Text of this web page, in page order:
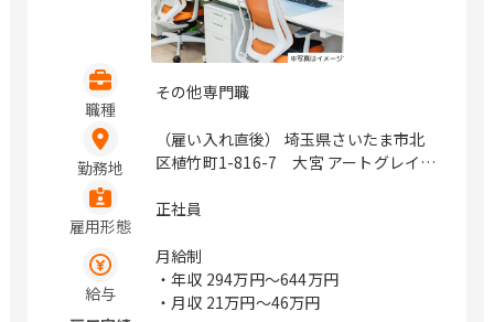
職種
その他専門職
勤務地
（雇い入れ直後） 埼玉県さいたま市北
区植竹町1-816-7 大宮 アートグレイス
海5-8-2 新浦安 アートグレイス ウエデ
14 青山セントグレース大聖堂 神奈川
県横浜市神奈川区大野町1-4 横浜 アー
トグレイス ポートサイドヴィラ 愛知県
雇用形態
正社員
給与
月給制
・年収 294万円〜644万円
・月収 21万円〜46万円